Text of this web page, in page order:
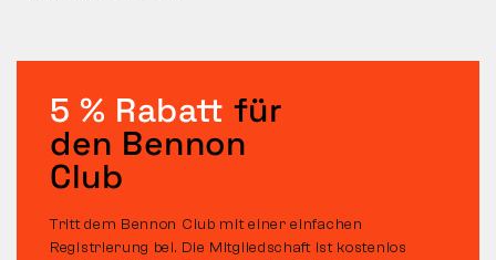
5 % Rabatt für
den Bennon
Club
Tritt dem Bennon Club mit einer einfachen
Registrierung bei. Die Mitgliedschaft ist kostenlos